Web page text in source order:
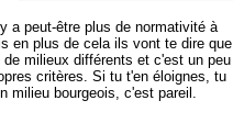
a peut-être plus de normativité à
en plus de cela ils vont te dire que
milieux différents et c'est un peu
critères. Si tu t'en éloignes, tu
milieu bourgeois, c'est pareil.